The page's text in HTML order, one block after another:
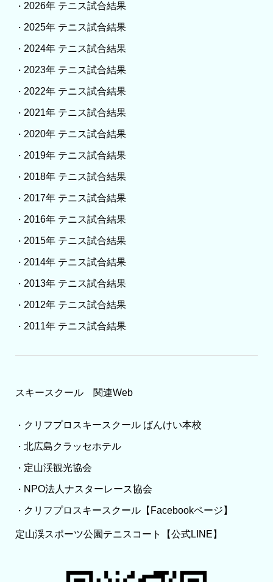
・ 2026年 テニス試合結果
・ 2025年 テニス試合結果
・ 2024年 テニス試合結果
・ 2023年 テニス試合結果
・ 2022年 テニス試合結果
・ 2021年 テニス試合結果
・ 2020年 テニス試合結果
・ 2019年 テニス試合結果
・ 2018年 テニス試合結果
・ 2017年 テニス試合結果
・ 2016年 テニス試合結果
・ 2015年 テニス試合結果
・ 2014年 テニス試合結果
・ 2013年 テニス試合結果
・ 2012年 テニス試合結果
・ 2011年 テニス試合結果
スキースクール 関連Web
・ クリフプロスキースクール ばんけい本校
・ 北広島クラッセホテル
・ 定山渓観光協会
・ NPO法人ナスターレース協会
・ クリフプロスキースクール【Facebookページ】
定山渓スポーツ公園テニスコート【公式LINE】